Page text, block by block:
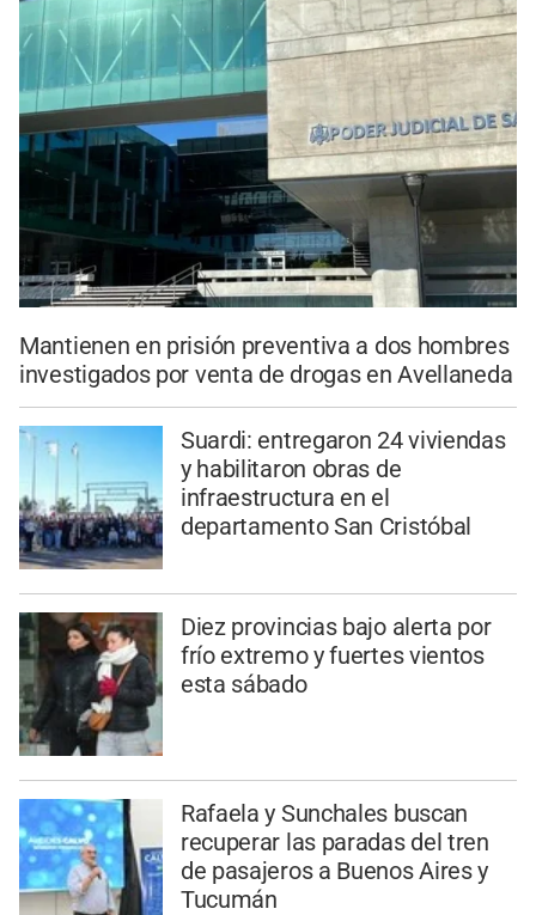
Mantienen en prisión preventiva a dos hombres
investigados por venta de drogas en Avellaneda
Suardi: entregaron 24 viviendas
y habilitaron obras de
infraestructura en el
departamento San Cristóbal
Diez provincias bajo alerta por
frío extremo y fuertes vientos
esta sábado
Rafaela y Sunchales buscan
recuperar las paradas del tren
de pasajeros a Buenos Aires y
Tucumán